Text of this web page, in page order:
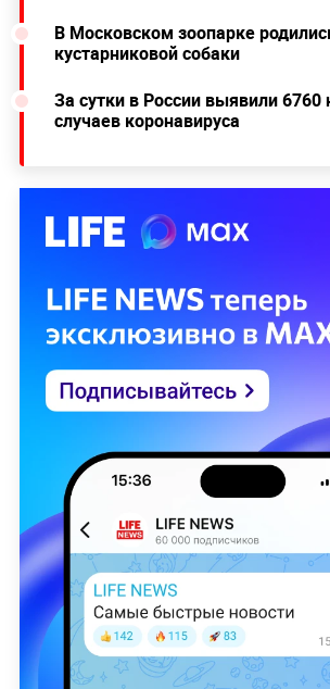
В Московском зоопарке
кустарниковой собаки
За сутки в России выявили 6760
случаев коронавируса